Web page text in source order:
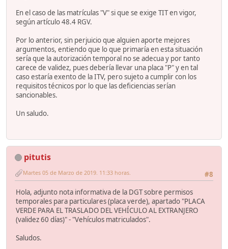
En el caso de las matrículas "V" si que se exige TIT en vigor,
según artículo 48.4 RGV.
Por lo anterior, sin perjuicio que alguien aporte mejores
argumentos, entiendo que lo que primaría en esta situación
sería que la autorización temporal no se adecua y por tanto
carece de validez, pues debería llevar una placa "P" y en tal
caso estaría exento de la ITV, pero sujeto a cumplir con los
requisitos técnicos por lo que las deficiencias serían
sancionables.
Un saludo.
pitutis
#8
Martes 05 de Marzo de 2019. 11:33 horas.
Hola, adjunto nota informativa de la DGT sobre permisos
temporales para particulares (placa verde), apartado "PLACA
VERDE PARA EL TRASLADO DEL VEHÍCULO AL EXTRANJERO
(validez 60 días)" - "Vehículos matriculados".
Saludos.